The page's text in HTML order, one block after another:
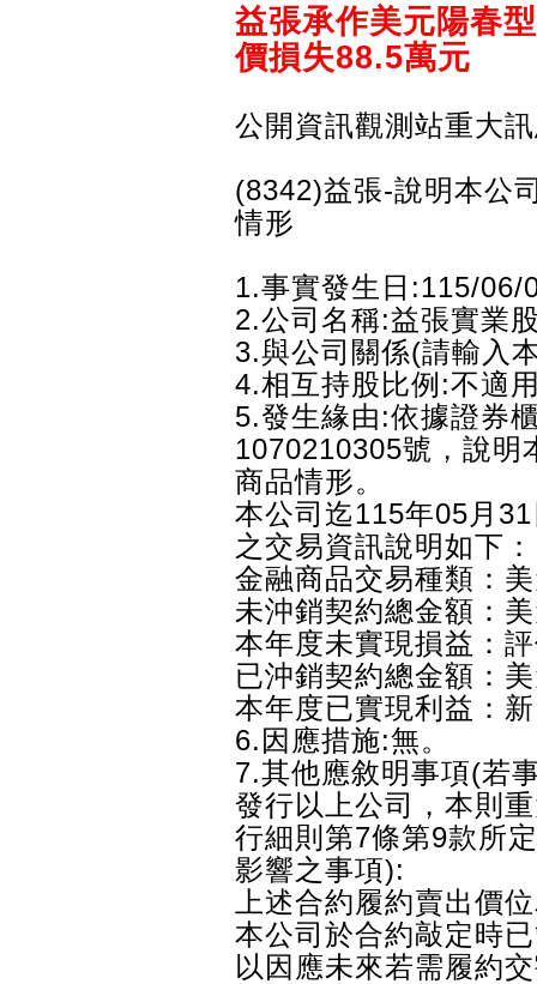
益張承作美元陽春
價損失88.5萬元
公開資訊觀測站重大
(8342)益張-說明本公
情形
1.事實發生日:115/06/
2.公司名稱:益張實業
3.與公司關係(請輸入
4.相互持股比例:不適
5.發生緣由:依據證券
1070210305號，說明
商品情形。
本公司迄115年05月
之交易資訊說明如下：
金融商品交易種類：
未沖銷契約總金額：
本年度未實現損益：
已沖銷契約總金額：
本年度已實現利益：
6.因應措施:無。
7.其他應敘明事項(若
發行以上公司，本則
行細則第7條第9款所
影響之事項):
上述合約履約賣出價
本公司於合約敲定時
以因應未來若需履約